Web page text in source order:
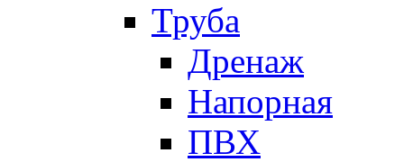
Труба
Дренаж
Напорная
ПВХ